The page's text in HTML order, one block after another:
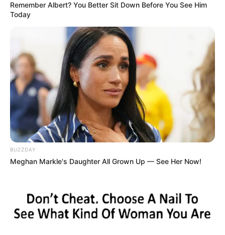
Remember Albert? You Better Sit Down Before You See Him
Today
BUZZDAY
Meghan Markle's Daughter All Grown Up — See Her Now!